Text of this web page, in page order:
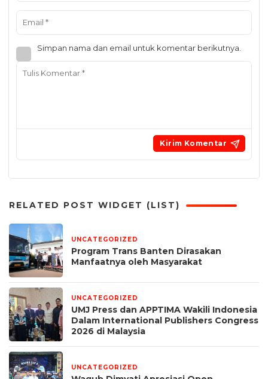
Simpan nama dan email untuk komentar berikutnya.
RELATED POST WIDGET (LIST)
UNCATEGORIZED
Program Trans Banten Dirasakan
Manfaatnya oleh Masyarakat
UNCATEGORIZED
UMJ Press dan APPTIMA Wakili Indonesia
Dalam International Publishers Congress
2026 di Malaysia
UNCATEGORIZED